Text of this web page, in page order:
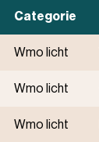
Categorie
Wmo licht
Wmo licht
Wmo licht